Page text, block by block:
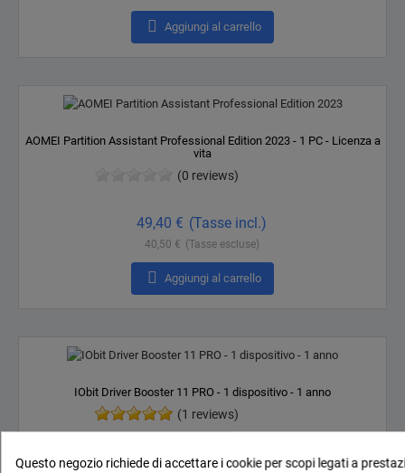
 Aggiungi al carrello
AOMEI Partition Assistant Professional Edition 2023 - 1 PC - Licenza a
vita
(0 reviews)
49,40 € (Tasse incl.)
40,50 € (Tasse escluse)
 Aggiungi al carrello
IObit Driver Booster 11 PRO - 1 dispositivo - 1 anno
(1 reviews)
18,05 €(Tasse incl.)
Questo negozio richiede di accettare i cookie per scopi legati a